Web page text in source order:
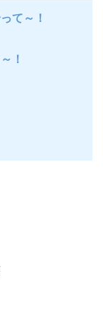
て～！
！